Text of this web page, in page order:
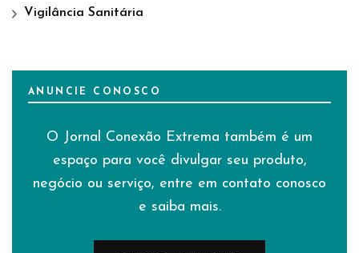
Vigilância Sanitária
ANUNCIE CONOSCO
O Jornal Conexão Extrema também é um
espaço para você divulgar seu produto,
negócio ou serviço, entre em contato conosco
e saiba mais.